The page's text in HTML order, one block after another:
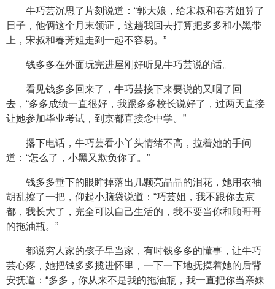
牛巧芸沉思了片刻说道：“郭大娘，给宋叔和春芳姐算了
日子，他俩这个月末领证，这趟我回去打算把多多和小黑带
上，宋叔和春芳姐走到一起不容易。”
钱多多在外面玩完进屋刚好听见牛巧芸说的话。
看见钱多多回来了，牛巧芸接下来要说的又咽了回
去，“多多成绩一直很好，我跟多多校长说好了，过两天直接
让她参加毕业考试，到京都直接念中学。”
撂下电话，牛巧芸看小丫头情绪不高，拉着她的手问
道：“怎么了，小黑又欺负你了。”
钱多多垂下的眼眸掉落出几颗亮晶晶的泪花，她用衣袖
胡乱擦了一把，仰起小脑袋说道：“巧芸姐，我不跟你去京
都，我长大了，完全可以自己生活的，我不要当你和顾哥哥
的拖油瓶。”
都说穷人家的孩子早当家，有时钱多多的懂事，让牛巧
芸心疼，她把钱多多揽进怀里，一下一下地抚摸着她的后背
安抚道：“多多，你从来不是我的拖油瓶，我一直把你当亲妹